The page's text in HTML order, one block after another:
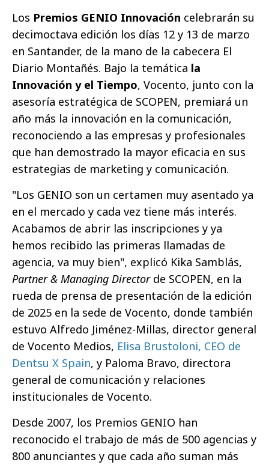
Los Premios GENIO Innovación celebrarán su
decimoctava edición los días 12 y 13 de marzo
en Santander, de la mano de la cabecera El
Diario Montañés. Bajo la temática la
Innovación y el Tiempo, Vocento, junto con la
asesoría estratégica de SCOPEN, premiará un
año más la innovación en la comunicación,
reconociendo a las empresas y profesionales
que han demostrado la mayor eficacia en sus
estrategias de marketing y comunicación.
"Los GENIO son un certamen muy asentado ya
en el mercado y cada vez tiene más interés.
Acabamos de abrir las inscripciones y ya
hemos recibido las primeras llamadas de
agencia, va muy bien", explicó Kika Samblás,
Partner & Managing Directorde SCOPEN, en la
rueda de prensa de presentación de la edición
de 2025 en la sede de Vocento, donde también
estuvo Alfredo Jiménez-Millas, director general
de Vocento Medios, Elisa Brustoloni, CEO de
Dentsu X Spain, y Paloma Bravo, directora
general de comunicación y relaciones
institucionales de Vocento.
Desde 2007, los Premios GENIO han
reconocido el trabajo de más de 500 agencias y
800 anunciantes y que cada año suman más